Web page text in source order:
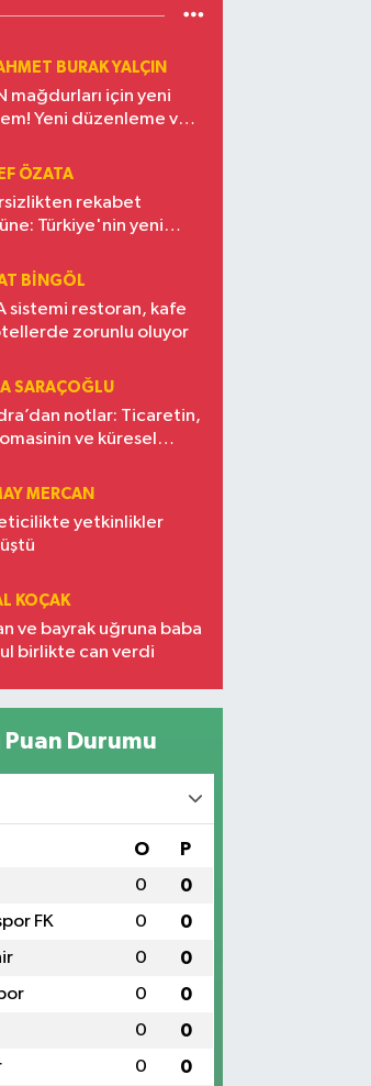
BURAK YALÇIN
mağdurları için yeni
Yeni düzenleme ve
ÖZATA
rekabet
Türkiye'nin yeni
BINGÖL
sistemi restoran, kafe
zorunlu oluyor
SARAÇOĞLU
notlar: Ticaretin,
ve küresel
yükselen gücü
MERCAN
yetkinlikler
KOÇAK
ve bayrak uğruna baba
birlikte can verdi
Durumu
O P
0 0
FK 0 0
0 0
0 0
0 0
0 0